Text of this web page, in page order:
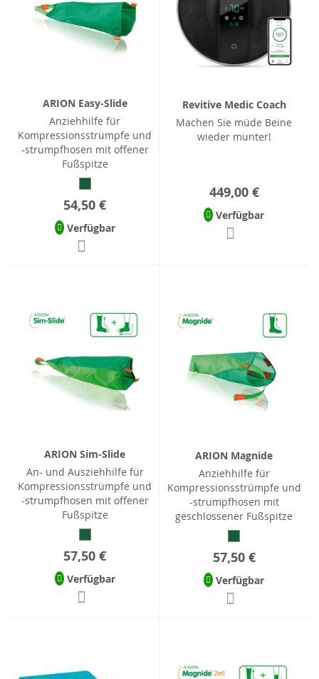
ARION Easy-Slide
Anziehhilfe für
Kompressionsstrümpfe und
-strumpfhosen mit offener
Fußspitze
54,50 €
Verfügbar
Revitive Medic Coach
Machen Sie müde Beine
wieder munter!
449,00 €
Verfügbar
ARION Sim-Slide
An- und Ausziehhilfe für
Kompressionsstrümpfe und
-strumpfhosen mit offener
Fußspitze
57,50 €
Verfügbar
ARION Magnide
Anziehhilfe für
Kompressionsstrümpfe und
-strumpfhosen mit
geschlossener Fußspitze
57,50 €
Verfügbar